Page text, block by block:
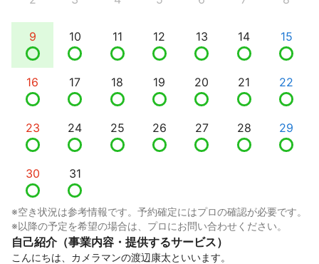
9 10 11 12 13 14 15
16 17 18 19 20 21 22
23 24 25 26 27 28 29
30 31
※空き状況は参考情報です。予約確定にはプロの確認が必要です。
※以降の予定を希望の場合は、プロにお問い合わせください。
自己紹介（事業内容・提供するサービス）
こんにちは、カメラマンの渡辺康太といいます。